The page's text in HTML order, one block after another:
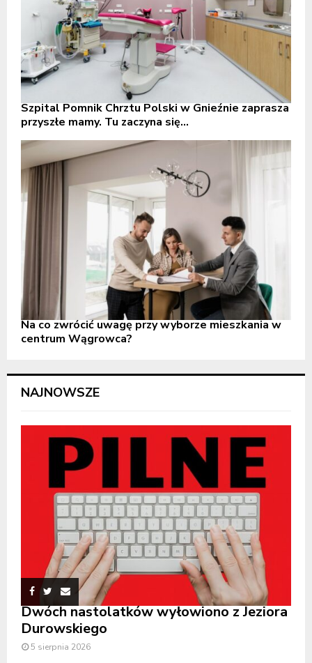
Szpital Pomnik Chrztu Polski w Gnieźnie zaprasza
przyszłe mamy. Tu zaczyna się...
Na co zwrócić uwagę przy wyborze mieszkania w
centrum Wągrowca?
NAJNOWSZE
Dwóch nastolatków wyłowiono z Jeziora
Durowskiego
5 sierpnia 2026